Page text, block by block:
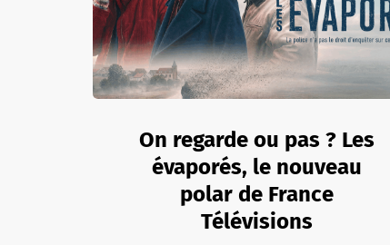
On regarde ou pas ? Les
évaporés, le nouveau
polar de France
Télévisions